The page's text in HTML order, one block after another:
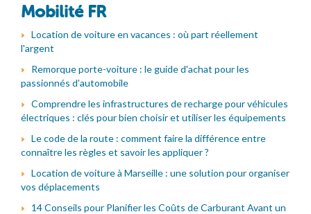
Mobilité FR
Location de voiture en vacances : où part réellement
l'argent
Remorque porte-voiture : le guide d'achat pour les
passionnés d'automobile
Comprendre les infrastructures de recharge pour véhicules
électriques : clés pour bien choisir et utiliser les équipements
Le code de la route : comment faire la différence entre
connaître les règles et savoir les appliquer ?
Location de voiture à Marseille : une solution pour organiser
vos déplacements
14 Conseils pour Planifier les Coûts de Carburant Avant un